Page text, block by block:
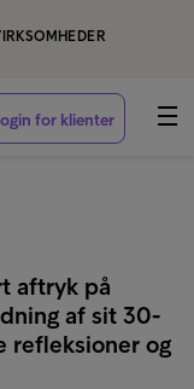
for klienter
aftryk på
af sit 30-
refleksioner og